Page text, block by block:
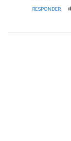
RESPONDER